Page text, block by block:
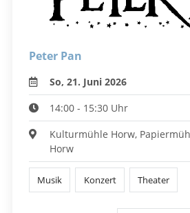
Peter Pan
So, 21. Juni 2026
14:00 - 15:30 Uhr
Kulturmühle Horw,
Horw
Musik Konzert Theater